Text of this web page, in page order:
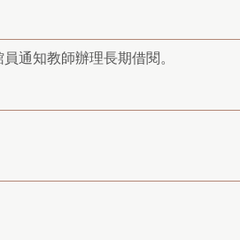
通知教師辦理長期借閱。